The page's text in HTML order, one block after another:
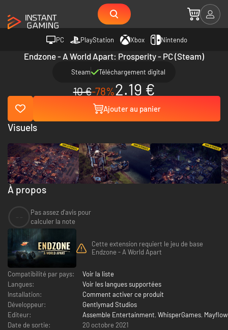
PC PlayStation Xbox Nintendo
Endzone - A World Apart: Prosperity - PC (Steam)
Steam Téléchargement digital
10 €-78%2.19 €
Ajouter au panier
À propos
Pas assez d'avis pour
calculer la note
Cette extension requiert le jeu de base
Endzone - A World Apart
Compatibilité par pays:
Voir la liste
Langues:
Voir les langues supportées
Installation:
Comment activer ce produit
Développeur:
Gentlymad Studios
Editeur:
Assemble Entertainment, WhisperGames,
Date de sortie:
20 octobre 2021
Visuels